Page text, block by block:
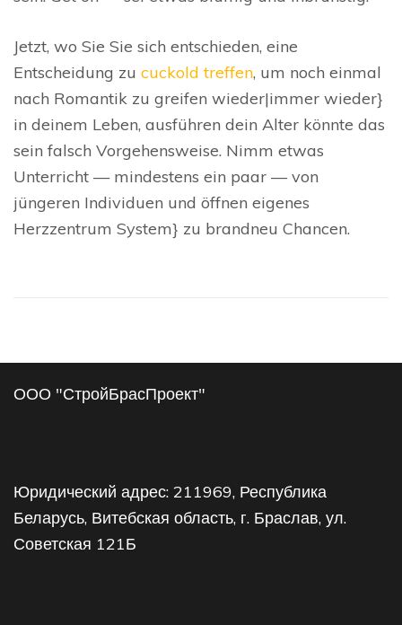
Jetzt, wo Sie Sie sich entschieden, eine
Entscheidung zu cuckold treffen, um noch einmal
nach Romantik zu greifen wieder|immer wieder}
in deinem Leben, ausführen dein Alter könnte das
sein falsch Vorgehensweise. Nimm etwas
Unterricht — mindestens ein paar — von
jüngeren Individuen und öffnen eigenes
Herzzentrum System} zu brandneu Chancen.
ООО "СтройБрасПроект"
Юридический адрес: 211969, Республика
Беларусь, Витебская область, г. Браслав, ул.
Советская 121Б